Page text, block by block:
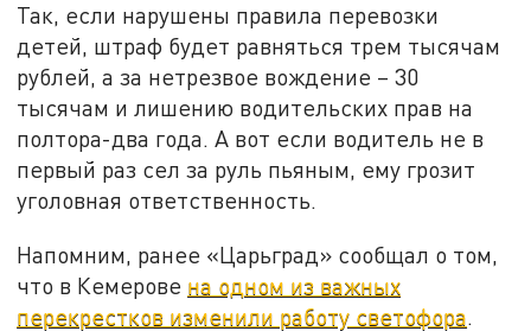
Так, если нарушены правила перевозки
детей, штраф будет равняться трем тысячам
рублей, а за нетрезвое вождение – 30
тысячам и лишению водительских прав на
полтора-два года. А вот если водитель не в
первый раз сел за руль пьяным, ему грозит
уголовная ответственность.
Напомним, ранее «Царьград» сообщал о том,
что в Кемерове на одном из важных
перекрестков изменили работу светофора.